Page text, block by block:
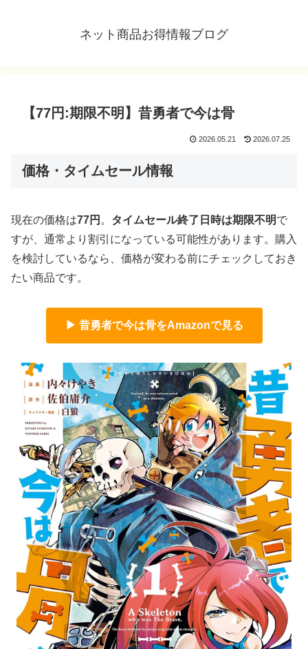
ネット商品お得情報ブログ
【77円:期限不明】昔勇者で今は骨
2026.05.21 2026.07.25
価格・タイムセール情報
現在の価格は77円 。 タイムセール終了日時は期限不明で
すが、通常より割引になっている可能性があります。購入
を検討しているなら、価格が変わる前にチェックしておき
たい商品です。
▶ 昔勇者で今は骨をAmazonで見る